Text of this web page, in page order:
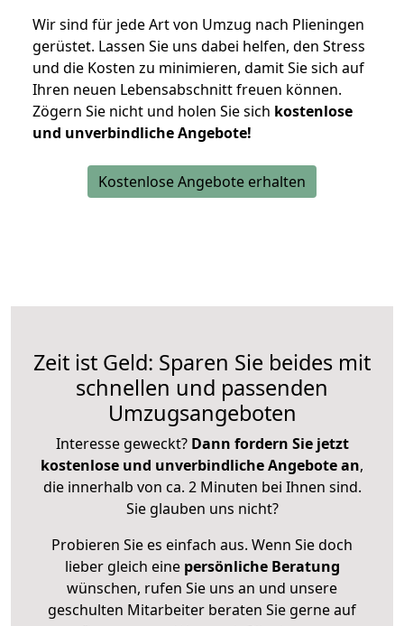
Wir sind für jede Art von Umzug nach Plieningen
gerüstet. Lassen Sie uns dabei helfen, den Stress
und die Kosten zu minimieren, damit Sie sich auf
Ihren neuen Lebensabschnitt freuen können.
Zögern Sie nicht und holen Sie sich kostenlose
und unverbindliche Angebote!
Kostenlose Angebote erhalten
Zeit ist Geld: Sparen Sie beides mit
schnellen und passenden
Umzugsangeboten
Interesse geweckt? Dann fordern Sie jetzt
kostenlose und unverbindliche Angebote an,
die innerhalb von ca. 2 Minuten bei Ihnen sind.
Sie glauben uns nicht?
Probieren Sie es einfach aus. Wenn Sie doch
lieber gleich eine persönliche Beratung
wünschen, rufen Sie uns an und unsere
geschulten Mitarbeiter beraten Sie gerne auf